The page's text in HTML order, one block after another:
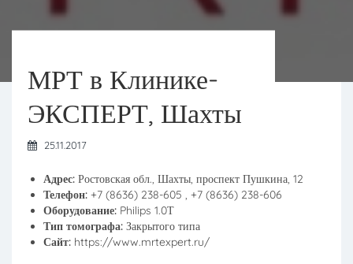
МРТ в Клинике-
ЭКСПЕРТ, Шахты
25.11.2017
Адрес: Ростовская обл., Шахты, проспект Пушкина, 12
Телефон: +7 (8636) 238-605 , +7 (8636) 238-606
Оборудование: Philips 1.0Т
Тип томографа: Закрытого типа
Сайт: https://www.mrtexpert.ru/